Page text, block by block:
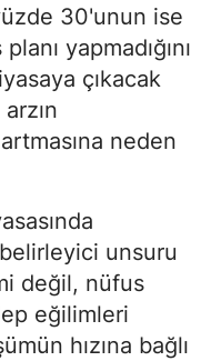
30'unun ise
yapmadığını
çıkacak
neden
unsuru
değil, nüfus
eğilimleri
hızına bağlı